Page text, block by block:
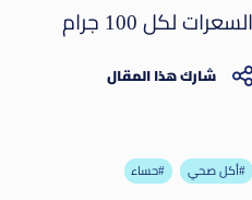
السعرات لكل 100 جرام
شارك هذا المقال
أكل صحي# حساء#